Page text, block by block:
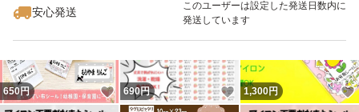
の滲みが出る場合があります。
最後までご高覧頂きありがとうございました★
#お名前シール #シール #洋服タグシール #タグシール #洋
安心発送
このユーザーは設定した発送日数内に
発送しています
650円 いいね！
690円 いいね！
1,300円